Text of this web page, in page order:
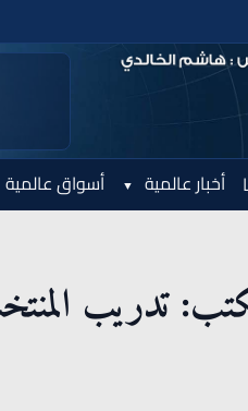
أخبار عالمية أسواق عالمية
تدريب